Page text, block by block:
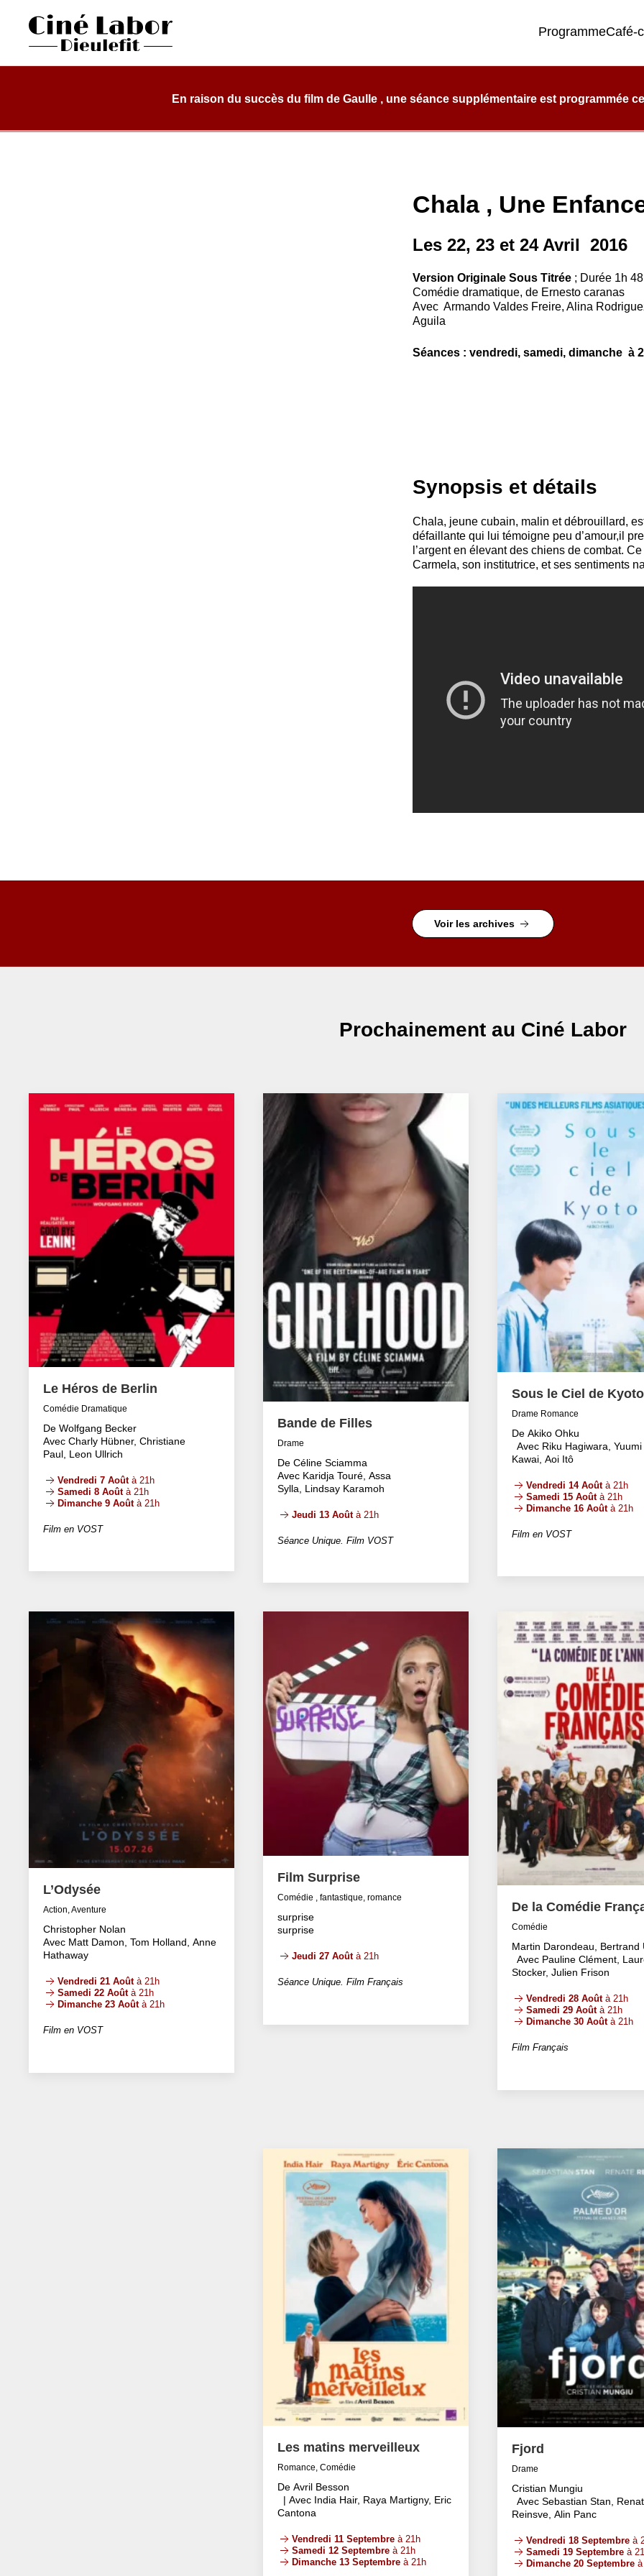
content
Cinéma Labor
ProgrammeCafé-
En raison du succès du film de Gaulle , une séance supplémentaire est programmée
Chala , Une
Les 22, 23 et 24 Avril 2016
Version Originale Sous Titrée; Durée 1h
Comédie dramatique, de Ernesto caranas
Avec Armando Valdes Freire, Alina
Aguila
Séances : vendredi, samedi, dimanche à
Synopsis et détails
Chala, jeune cubain, malin et débrouillard,
défaillante qui lui témoigne peu d’amour,il
l’argent en élevant des chiens de combat.
Carmela, son institutrice, et ses sentiments
Voir les archives
Prochainement au Ciné Labor
Le Héros de Berlin
Comédie Dramatique
De Wolfgang Becker
Avec Charly Hübner, Christiane
Paul, Leon Ullrich
Vendredi 7 Aoûtà 21h
Samedi 8 Aoûtà 21h
Dimanche 9 Aoûtà 21h
Film en VOST
Bande de Filles
Drame
De Céline Sciamma
Avec Karidja Touré, Assa
Sylla, Lindsay Karamoh
Jeudi 13 Aoûtà 21h
Séance Unique. Film VOST
Sous le Ciel de Kyoto
Drame Romance
De Akiko Ohku
Avec Riku Hagiwara, Yuumi
Kawai, Aoi Itô
Vendredi 14 Aoûtà 21h
Samedi 15 Aoûtà 21h
Dimanche 16 Aoûtà 21h
Film en VOST
L’Odysée
Action, Aventure
Christopher Nolan
Avec Matt Damon, Tom Holland, Anne
Hathaway
Vendredi 21 Aoûtà 21h
Samedi 22 Aoûtà 21h
Dimanche 23 Aoûtà 21h
Film en VOST
Film Surprise
Comédie , fantastique, romance
surprise
surprise
Jeudi 27 Aoûtà 21h
Séance Unique. Film Français
De la Comédie
Comédie
Martin Darondeau, Bertrand
Avec Pauline Clément,
Stocker, Julien Frison
Vendredi 28 Aoûtà 21h
Samedi 29 Aoûtà 21h
Dimanche 30 Aoûtà 21h
Film Français
Les matins merveilleux
Romance, Comédie
De Avril Besson
| Avec India Hair, Raya Martigny, Eric
Cantona
Vendredi 11 Septembre à 21h
Samedi 12 Septembre à 21h
Dimanche 13 Septembre à 21h
Fjord
Drame
Cristian Mungiu
Avec Sebastian Stan,
Reinsve, Alin Panc
Vendredi 18 Septembre à
Samedi 19 Septembre à
Dimanche 20 Septembre